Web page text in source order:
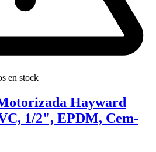
en stock
Hayward
1/2", EPDM, Cem-